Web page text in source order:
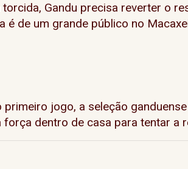
Gandu precisa reverter o
é de um grande público no
jogo, a seleção
dentro de casa para tentar a